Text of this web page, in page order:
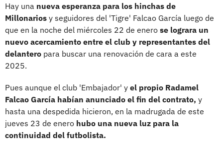
Hay una nueva esperanza para los hinchas de
Millonarios y seguidores del 'Tigre' Falcao García luego de
que en la noche del miércoles 22 de enero se lograra un
nuevo acercamiento entre el club y representantes del
delantero para buscar una renovación de cara a este
2025.
Pues aunque el club 'Embajador' y el propio Radamel
Falcao García habían anunciado el fin del contrato, y
hasta una despedida hicieron, en la madrugada de este
jueves 23 de enero hubo una nueva luz para la
continuidad del futbolista.